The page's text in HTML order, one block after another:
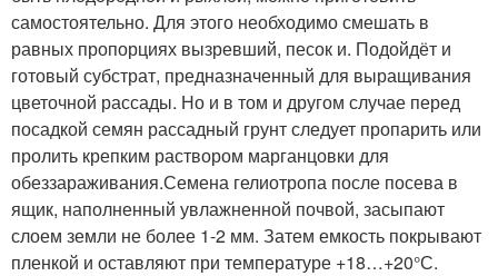
самостоятельно. Для этого необходимо смешать в
равных пропорциях вызревший, песок и. Подойдёт и
готовый субстрат, предназначенный для выращивания
цветочной рассады. Но и в том и другом случае перед
посадкой семян рассадный грунт следует пропарить или
пролить крепким раствором марганцовки для
обеззараживания.Семена гелиотропа после посева в
ящик, наполненный увлажненной почвой, засыпают
слоем земли не более 1-2 мм. Затем емкость покрывают
пленкой и оставляют при температуре +18…+20°С.